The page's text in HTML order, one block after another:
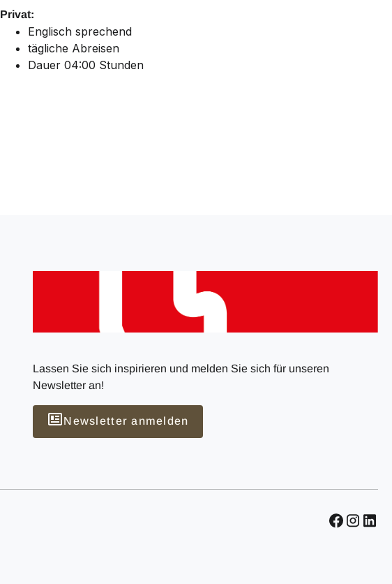
Privat:
Englisch sprechend
tägliche Abreisen
Dauer 04:00 Stunden
Lassen Sie sich inspirieren und melden Sie sich für unseren
Newsletter an!
Newsletter anmelden